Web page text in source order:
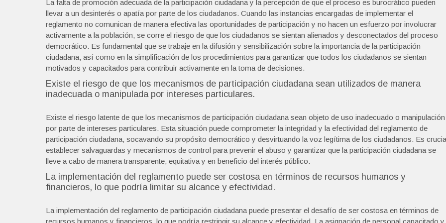
La falta de promoción adecuada de la participación ciudadana y la percepción de que el proceso es burocrático pueden
llevar a un desinterés o apatía por parte de los ciudadanos. Cuando las instancias encargadas de implementar el
reglamento no comunican de manera efectiva las oportunidades de participación y no hacen un esfuerzo por involucrar
activamente a la población, se corre el riesgo de que los ciudadanos se sientan alienados y desconectados del proceso
democrático. Es fundamental que se trabaje en la difusión y sensibilización sobre la importancia de la participación
ciudadana, así como en la simplificación de los procedimientos para garantizar que todos los ciudadanos se sientan
motivados y capacitados para contribuir activamente en la toma de decisiones.
Existe el riesgo de que los mecanismos de participación ciudadana sean utilizados de manera
inadecuada o manipulada por intereses particulares.
Existe el riesgo latente de que los mecanismos de participación ciudadana sean objeto de uso inadecuado o manipulación
por parte de intereses particulares. Esta situación puede comprometer la integridad y la efectividad del reglamento de
participación ciudadana, socavando su propósito democrático y desvirtuando la voz legítima de los ciudadanos. Es
establecer salvaguardas y mecanismos de control para prevenir el abuso y garantizar que la participación ciudadana se
lleve a cabo de manera transparente, equitativa y en beneficio del interés público.
La implementación del reglamento puede ser costosa en términos de recursos humanos y
financieros, lo que podría limitar su alcance y efectividad.
La implementación del reglamento de participación ciudadana puede presentar el desafío de ser costosa en términos de
recursos humanos y financieros, lo que podría restringir su alcance y efectividad. La asignación de personal capacitado y